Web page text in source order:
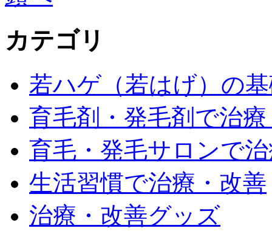
カテゴリ
若ハゲ（若はげ）の
育毛剤・発毛剤で治
育毛・発毛サロンで
生活習慣で治療・改善
治療・改善グッズ